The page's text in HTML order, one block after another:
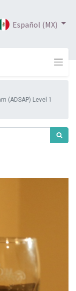
Español (MX)
(ADSAP) Level 1